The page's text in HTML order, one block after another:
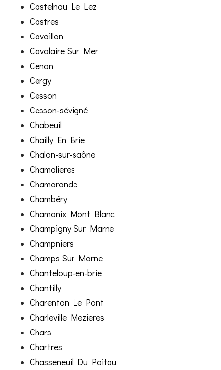
Castelnau Le Lez
Castres
Cavaillon
Cavalaire Sur Mer
Cenon
Cergy
Cesson
Cesson-sévigné
Chabeuil
Chailly En Brie
Chalon-sur-saône
Chamalieres
Chamarande
Chambéry
Chamonix Mont Blanc
Champigny Sur Marne
Champniers
Champs Sur Marne
Chanteloup-en-brie
Chantilly
Charenton Le Pont
Charleville Mezieres
Chars
Chartres
Chasseneuil Du Poitou